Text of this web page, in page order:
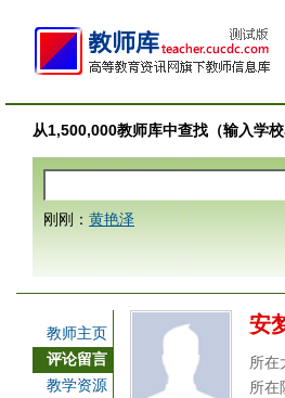
从1,500,000教师库中查找（输入学校
刚刚： 黄艳泽
教师主页
评论留言
教学资源
安
所在
所在